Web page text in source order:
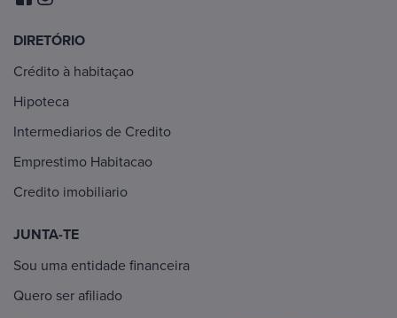
DIRETÓRIO
Crédito à habitaçao
Hipoteca
Intermediarios de Credito
Emprestimo Habitacao
Credito imobiliario
JUNTA-TE
Sou uma entidade financeira
Quero ser afiliado